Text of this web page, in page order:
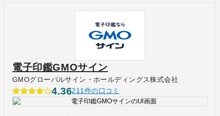
電子印鑑GMOサイン
GMOグローバルサイン・ホールディングス株式会社
4.36211件の口コミ